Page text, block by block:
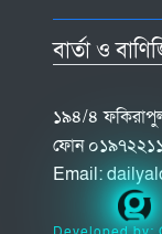
বার্তা ও
১৯৪/৪
ফোন
Email: